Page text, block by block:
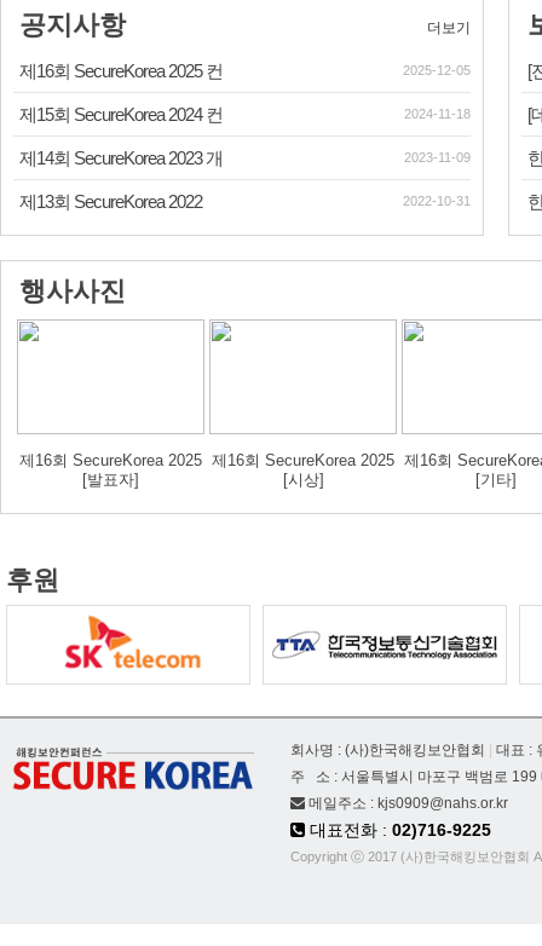
공지사항 더보기
제16회 SecureKorea 2025 컨 2025-12-05
제15회 SecureKorea 2024 컨 2024-11-18
제14회 SecureKorea 2023 개 2023-11-09
제13회 SecureKorea 2022 2022-10-31
[
[
행사사진
제16회 SecureKorea 2025
[발표자]
제16회 SecureKorea 2025
[시상]
제16회
[기타]
후원
회사명 : (사)한국해킹보안협회
대표 :
주 소 : 서울특별시 마포구 백범로
메일주소 : kjs0909@nahs.or.kr
대표전화 : 02)716-9225
Copyright ⓒ 2017 (사)한국해킹보안협회